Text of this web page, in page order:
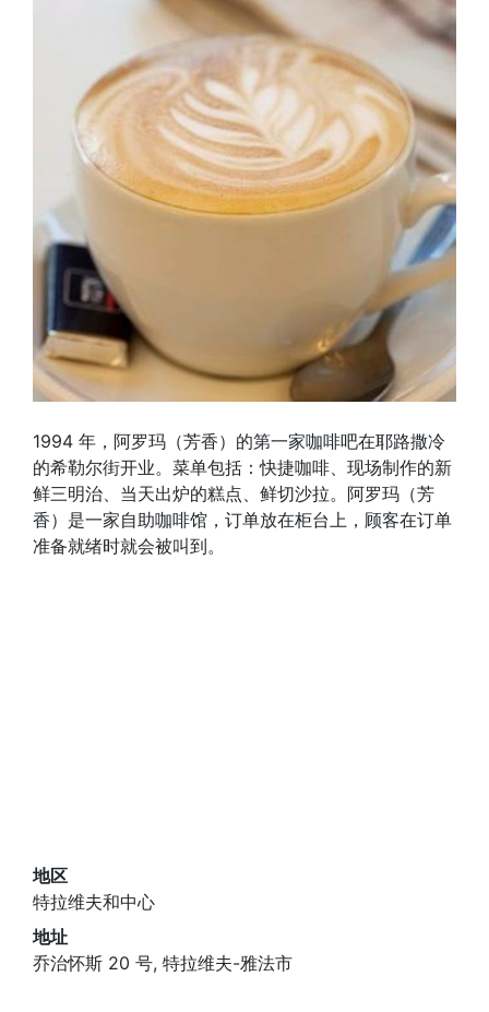
1994 年，阿罗玛（芳香）的第一家咖啡吧在耶路撒冷
的希勒尔街开业。菜单包括：快捷咖啡、现场制作的新
鲜三明治、当天出炉的糕点、鲜切沙拉。阿罗玛（芳
香）是一家自助咖啡馆，订单放在柜台上，顾客在订单
准备就绪时就会被叫到。
地区
特拉维夫和中心
地址
乔治怀斯 20 号, 特拉维夫-雅法市